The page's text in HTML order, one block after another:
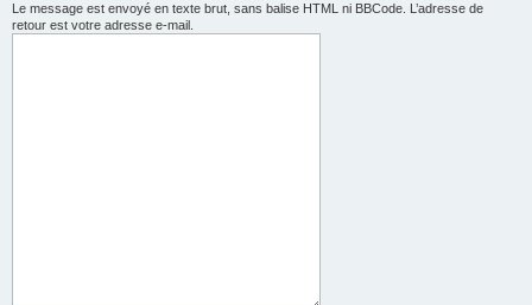
Le message est envoyé en texte brut, sans balise HTML ni BBCode. L’adresse de
retour est votre adresse e-mail.